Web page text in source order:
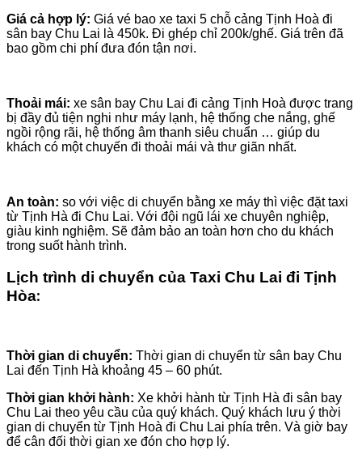
Giá cả hợp lý: Giá vé bao xe taxi 5 chỗ cảng Tịnh Hoà đi
sân bay Chu Lai là 450k. Đi ghép chỉ 200k/ghế. Giá trên đã
bao gồm chi phí đưa đón tận nơi.
Thoải mái: xe sân bay Chu Lai đi cảng Tịnh Hoà được trang
bị đầy đủ tiện nghi như máy lạnh, hệ thống che nắng, ghế
ngồi rộng rãi, hệ thống âm thanh siêu chuẩn … giúp du
khách có một chuyến đi thoải mái và thư giãn nhất.
An toàn: so với việc di chuyển bằng xe máy thì việc đặt taxi
từ Tịnh Hà đi Chu Lai. Với đội ngũ lái xe chuyên nghiệp,
giàu kinh nghiệm. Sẽ đảm bảo an toàn hơn cho du khách
trong suốt hành trình.
Lịch trình di chuyển của Taxi Chu Lai đi Tịnh
Hòa:
Thời gian di chuyển: Thời gian di chuyển từ sân bay Chu
Lai đến Tịnh Hà khoảng 45 – 60 phút.
Thời gian khởi hành: Xe khởi hành từ Tịnh Hà đi sân bay
Chu Lai theo yêu cầu của quý khách. Quý khách lưu ý thời
gian di chuyển từ Tịnh Hoà đi Chu Lai phía trên. Và giờ bay
để cân đối thời gian xe đón cho hợp lý.